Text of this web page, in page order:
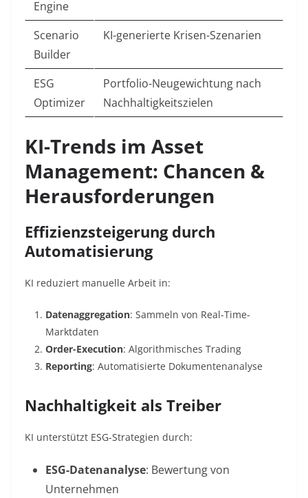
Engine
Scenario
Builder
KI-generierte Krisen-Szenarien
ESG
Optimizer
Portfolio-Neugewichtung nach
Nachhaltigkeitszielen
KI-Trends im Asset
Management: Chancen &
Herausforderungen
Effizienzsteigerung durch
Automatisierung
KI reduziert manuelle Arbeit in:
Datenaggregation: Sammeln von Real-Time-
Marktdaten
Order-Execution: Algorithmisches Trading
Reporting: Automatisierte Dokumentenanalyse
Nachhaltigkeit als Treiber
KI unterstützt ESG-Strategien durch:
ESG-Datenanalyse: Bewertung von
Unternehmen